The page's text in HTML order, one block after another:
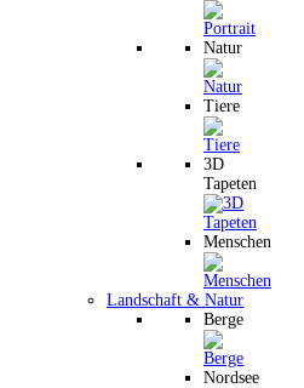
Natur
Tiere
3D
Tapeten
Menschen
Landschaft & Natur
Berge
Nordsee